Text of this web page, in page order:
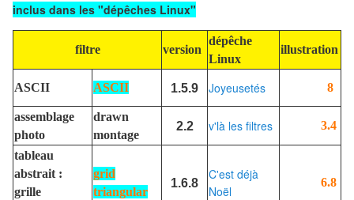
inclus dans les "dépêches Linux"
filtre version
dépêche
Linux
illustration
ASCII ASCII 1.5.9 Joyeusetés 8
assemblage
photo
drawn
montage
2.2 v'là les filtres 3.4
tableau
abstrait :
grille
grid
triangular
1.6.8
C'est déjà
Noël
6.8